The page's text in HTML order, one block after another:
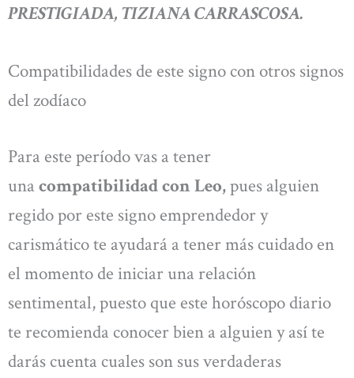
PRESTIGIADA, TIZIANA CARRASCOSA.
Compatibilidades de este signo con otros signos
del zodíaco
Para este período vas a tener
una compatibilidad con Leo,pues alguien
regido por este signo emprendedor y
carismático te ayudará a tener más cuidado en
el momento de iniciar una relación
sentimental, puesto que este horóscopo diario
te recomienda conocer bien a alguien y así te
darás cuenta cuales son sus verdaderas